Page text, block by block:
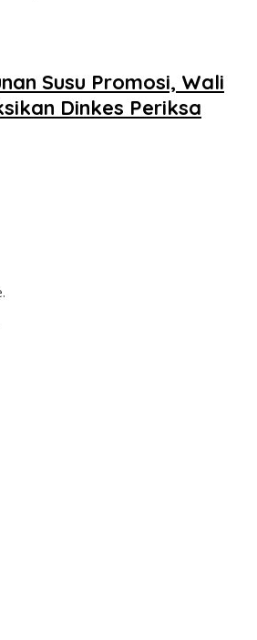
Susu Promosi, Wali
Dinkes Periksa